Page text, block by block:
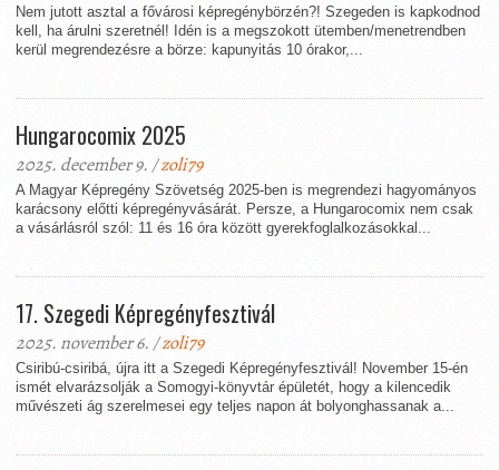
Nem jutott asztal a fővárosi képregénybörzén?! Szegeden is kapkodnod
kell, ha árulni szeretnél! Idén is a megszokott ütemben/menetrendben
kerül megrendezésre a börze: kapunyitás 10 órakor,...
Hungarocomix 2025
2025. december 9. /zoli79
A Magyar Képregény Szövetség 2025-ben is megrendezi hagyományos
karácsony előtti képregényvásárát. Persze, a Hungarocomix nem csak
a vásárlásról szól: 11 és 16 óra között gyerekfoglalkozásokkal...
17. Szegedi Képregényfesztivál
2025. november 6. /zoli79
Csiribú-csiribá, újra itt a Szegedi Képregényfesztivál! November 15-én
ismét elvarázsolják a Somogyi-könyvtár épületét, hogy a kilencedik
művészeti ág szerelmesei egy teljes napon át bolyonghassanak a...